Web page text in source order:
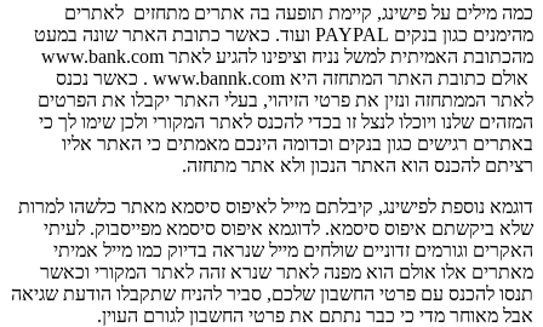
כמה מילים על פישינג, קיימת תופעה בה אתרים מתחזים לאתרים
מהימנים כגון בנקים PAYPAL ועוד. כאשר כתובת האתר שונה במעט
מהכתובת האמיתית למשל נניח וציפינו להגיע לאתר www.bank.com
אולם כתובת האתר המתחזה היא www.bannk.com . כאשר נכנס
לאתר הממתחזה ונזין את פרטי הזיהוי, בעלי האתר יקבלו את הפרטים
המזהים שלנו ויוכלו לנצל זו בכדי להכנס לאתר המקורי ולכן שימו לך כי
באתרים רגישים כגון בנקים וכדומה הינכם מאמתים כי האתר אליו
רציתם להכנס הוא האתר הנכון ולא אתר מתחזה.
דוגמא נוספת לפישינג, קיבלתם מייל לאיפוס סיסמא מאתר כלשהו למרות
שלא ביקשתם איפוס סיסמא. לדוגמא איפוס סיסמא מפייסבוק. לעיתי
האקרים וגורמים זדוניים שולחים מייל שנראה בדיוק כמו מייל אמיתי
מאתרים אלו אולם הוא מפנה לאתר שנרא זהה לאתר המקורי וכאשר
תנסו להכנס עם פרטי החשבון שלכם, סביר להניח שתקבלו הודעת שגיאה
אבל מאוחר מדי כי כבר נתתם את פרטי החשבון לגורם העוין.